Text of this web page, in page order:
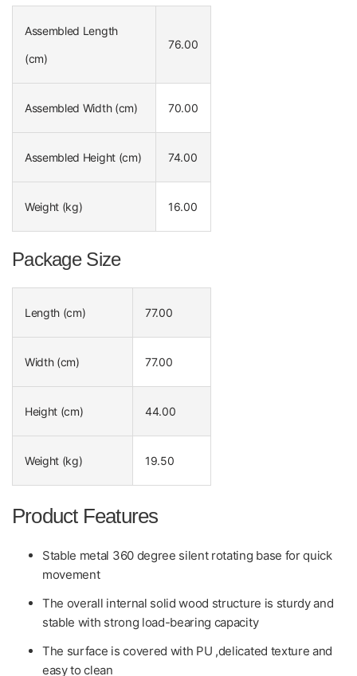
Assembled Length
(cm)
76.00
Assembled Width (cm) 70.00
Assembled Height (cm) 74.00
Weight (kg) 16.00
Package Size
Length (cm) 77.00
Width (cm) 77.00
Height (cm) 44.00
Weight (kg) 19.50
Product Features
Stable metal 360 degree silent rotating base for quick
movement
The overall internal solid wood structure is sturdy and
stable with strong load-bearing capacity
The surface is covered with PU ,delicated texture and
easy to clean